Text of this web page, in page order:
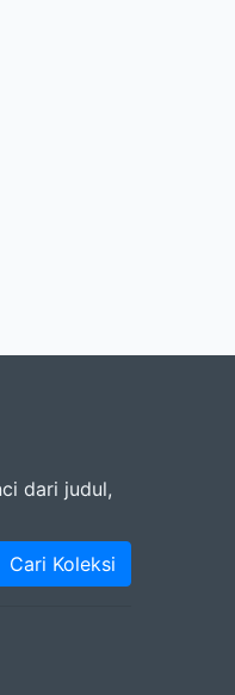
dari judul,
Cari Koleksi